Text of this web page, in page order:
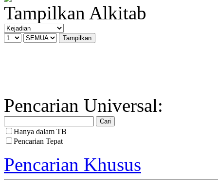
Tampilkan Alkitab
Pencarian Universal:
Hanya dalam TB
Pencarian Tepat
Pencarian Khusus